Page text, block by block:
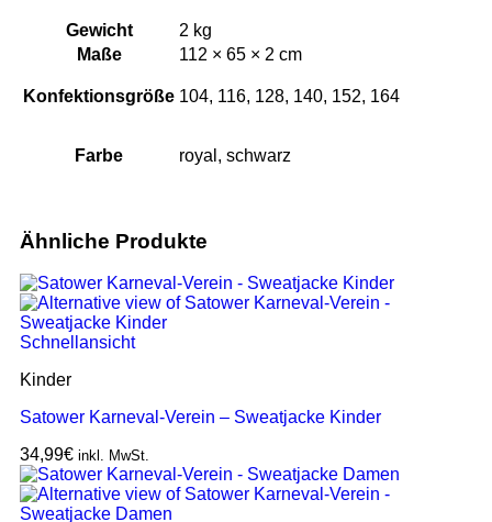
Gewicht
2 kg
Maße
112 × 65 × 2 cm
Konfektionsgröße 104, 116, 128, 140, 152, 164
Farbe royal, schwarz
Ähnliche Produkte
Schnellansicht
Kinder
Satower Karneval-Verein – Sweatjacke Kinder
34,99€ inkl. MwSt.